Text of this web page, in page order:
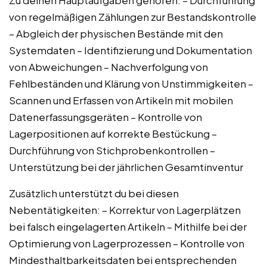
von regelmäßigen Zählungen zur Bestandskontrolle
– Abgleich der physischen Bestände mit den
Systemdaten – Identifizierung und Dokumentation
von Abweichungen – Nachverfolgung von
Fehlbeständen und Klärung von Unstimmigkeiten –
Scannen und Erfassen von Artikeln mit mobilen
Datenerfassungsgeräten – Kontrolle von
Lagerpositionen auf korrekte Bestückung –
Durchführung von Stichprobenkontrollen –
Unterstützung bei der jährlichen Gesamtinventur
Zusätzlich unterstützt du bei diesen
Nebentätigkeiten: – Korrektur von Lagerplätzen
bei falsch eingelagerten Artikeln – Mithilfe bei der
Optimierung von Lagerprozessen – Kontrolle von
Mindesthaltbarkeitsdaten bei entsprechenden